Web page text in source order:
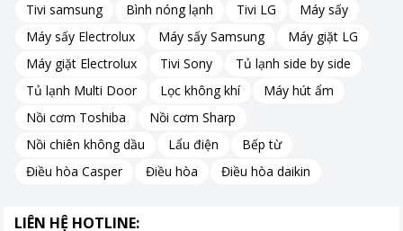
Tivi samsung Bình nóng lạnh Tivi LG
Máy sấy
Máy sấy Electrolux
Máy sấy Samsung
Máy giặt LG
Máy giặt Electrolux
Tivi Sony
Tủ lạnh side by side
Tủ lạnh Multi Door
Lọc không khí
Máy hút ẩm
Nồi cơm Toshiba
Nồi cơm Sharp
Nồi chiên không dầu
Lẩu điện
Bếp từ
Điều hòa Casper
Điều hòa Điều hòa daikin
LIÊN HỆ HOTLINE: